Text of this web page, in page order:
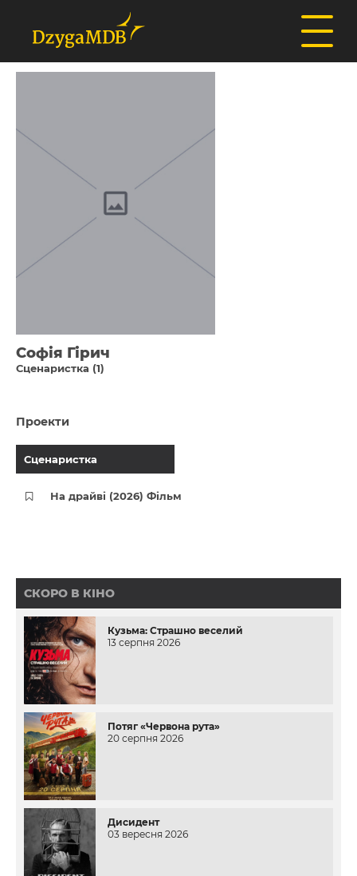
Софія Гірич
Сценаристка (1)
Проекти
Сценаристка
На драйві (2026) Фільм
СКОРО В КІНО
Кузьма: Страшно веселий
13 серпня 2026
Потяг «Червона рута»
20 серпня 2026
Дисидент
03 вересня 2026